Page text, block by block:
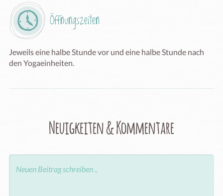
Öffnungszeiten
Jeweils eine halbe Stunde vor und eine halbe Stunde nach
den Yogaeinheiten.
Neuigkeiten & Kommentare